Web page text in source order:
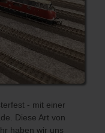
- mit einer
Diese Art von
haben wir uns